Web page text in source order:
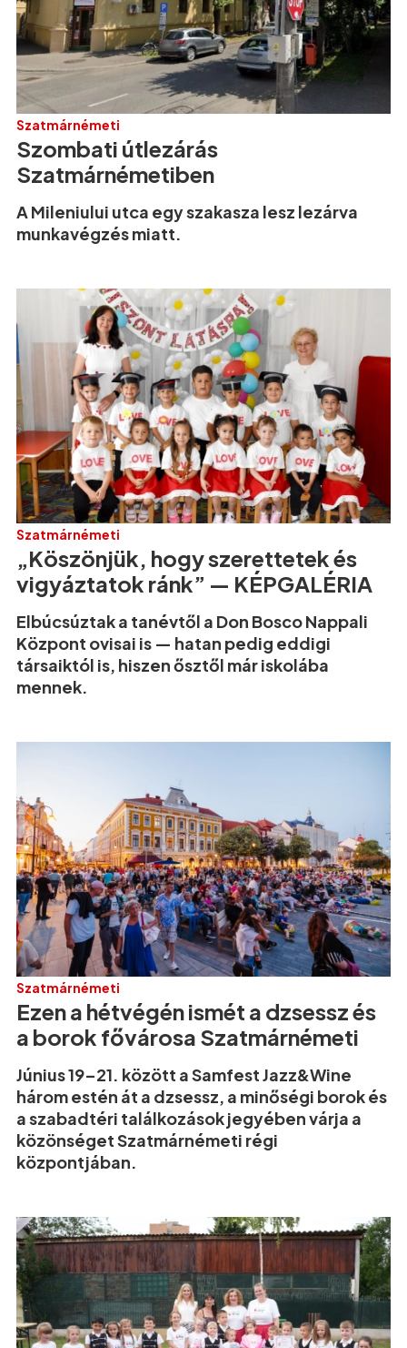
Szatmárnémeti
Szombati útlezárás
Szatmárnémetiben
A Mileniului utca egy szakasza lesz lezárva
munkavégzés miatt.
Szatmárnémeti
„Köszönjük, hogy szerettetek és
vigyáztatok ránk” — KÉPGALÉRIA
Elbúcsúztak a tanévtől a Don Bosco Nappali
Központ ovisai is — hatan pedig eddigi
társaiktól is, hiszen ősztől már iskolába
mennek.
Szatmárnémeti
Ezen a hétvégén ismét a dzsessz és
a borok fővárosa Szatmárnémeti
Június 19–21. között a Samfest Jazz&Wine
három estén át a dzsessz, a minőségi borok és
a szabadtéri találkozások jegyében várja a
közönséget Szatmárnémeti régi
központjában.